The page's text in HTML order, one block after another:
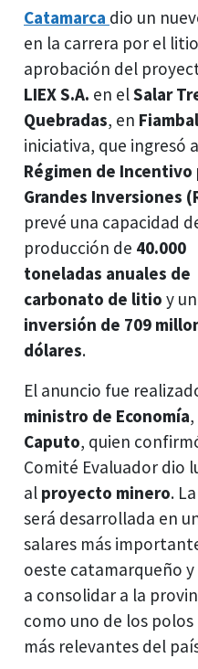
Catamarca dio un
en la carrera por el
aprobación del
LIEX S.A. en elSalar
Quebradas, en
iniciativa, que ingresó
Régimen de Incentivo
Grandes Inversiones
prevé una capacidad
producción de 40.000
toneladas anuales de
carbonato de litio y
inversión de 709
dólares.
El anuncio fue
ministro de Economía,
Caputo, quien
Comité Evaluador dio
al proyecto minero.
será desarrollada en
salares más
oeste catamarqueño
a consolidar a la
como uno de los
más relevantes del